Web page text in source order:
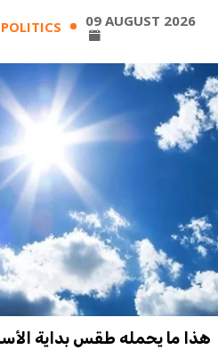
POLITICS 09 AUGUST 2026
هذا ما يحمله طقس بداية